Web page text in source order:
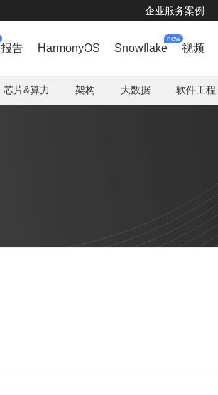
企业服务案例
报告 HarmonyOS Snowflake
new
视频
芯片&算力 架构 大数据 软件工程